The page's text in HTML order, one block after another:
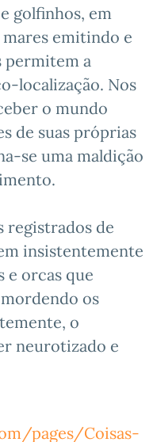
golfinhos, em
emitindo e
permitem a
localização. Nos
o mundo
de suas próprias
se uma maldição
registrados de
insistentemente
e orcas que
os
o
neurotizado e
pages/Coisas-